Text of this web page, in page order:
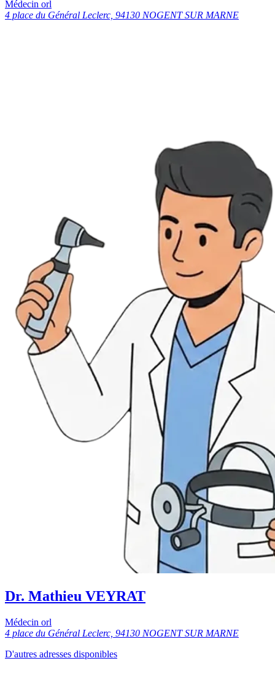
Médecin orl
4 place du Général Leclerc, 94130 NOGENT SUR MARNE
Dr. Mathieu VEYRAT
Médecin orl
4 place du Général Leclerc, 94130 NOGENT SUR MARNE
D'autres adresses disponibles